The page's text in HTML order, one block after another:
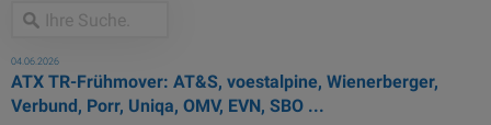
04.06.2026
ATX TR-Frühmover: AT&S, voestalpine, Wienerberger,
Verbund, Porr, Uniqa, OMV, EVN, SBO ...